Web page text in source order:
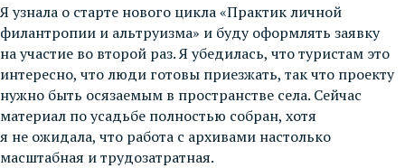
Я узнала о старте нового цикла «Практик личной
филантропии и альтруизма» и буду оформлять заявку
на участие во второй раз. Я убедилась, что туристам это
интересно, что люди готовы приезжать, так что проекту
нужно быть осязаемым в пространстве села. Сейчас
материал по усадьбе полностью собран, хотя
я не ожидала, что работа с архивами настолько
масштабная и трудозатратная.